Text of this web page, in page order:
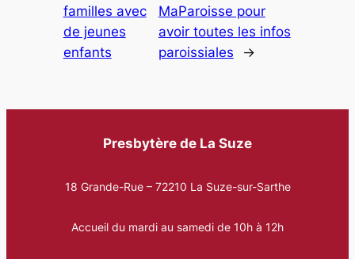
familles avec
de jeunes
enfants
MaParoisse pour
avoir toutes les infos
paroissiales
→
Presbytère de La Suze
18 Grande-Rue – 72210 La Suze-sur-Sarthe
Accueil du mardi au samedi de 10h à 12h